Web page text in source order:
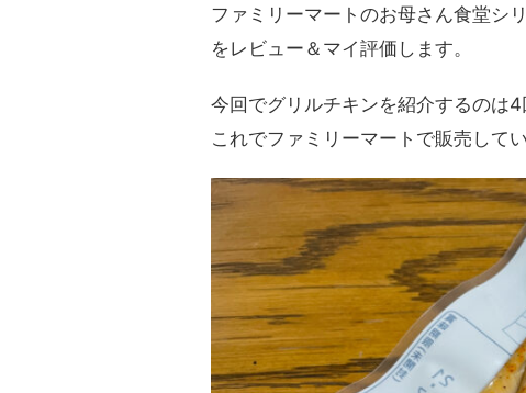
ファミリーマートのお母さん食堂シ
をレビュー＆マイ評価します。
今回でグリルチキンを紹介するのは4
これでファミリーマートで販売して